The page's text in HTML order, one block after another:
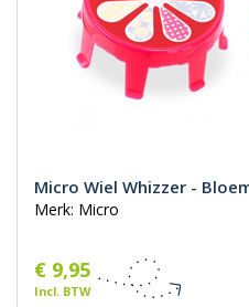
Micro Wiel Whizzer -
Merk: Micro
€ 9,95
Incl. BTW